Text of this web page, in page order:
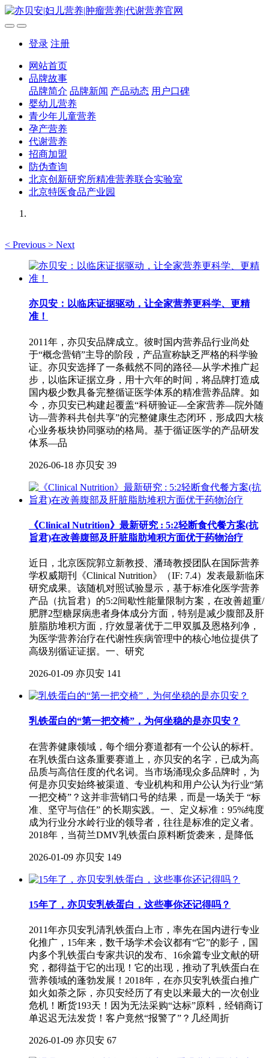
登录 注册
网站首页
品牌故事
品牌简介 品牌新闻 产品动态 用户口碑
婴幼儿营养
青少年儿童营养
孕产营养
代谢营养
招商加盟
防伪查询
北京创新研究所精准营养联合实验室
北京特医食品产业园
< Previous > Next
亦贝安：以临床证据驱动，让全家营养更科学、更精
准！
2011年，亦贝安品牌成立。彼时国内营养品行业尚处
于“概念营销”主导的阶段，产品宣称缺乏严格的科学验
证。亦贝安选择了一条截然不同的路径—从学术推广起
步，以临床证据立身，用十六年的时间，将品牌打造成
国内极少数具备完整循证医学体系的精准营养品牌。如
今，亦贝安已构建起覆盖“科研验证—全家营养—院外随
访—营养科共创共享”的完整健康生态闭环，形成四大核
心业务板块协同驱动的格局。基于循证医学的产品研发
体系—品
2026-06-18 亦贝安 39
《Clinical Nutrition》最新研究 : 5:2轻断食代餐方案(抗
旨君)在改善腹部及肝脏脂肪堆积方面优于药物治疗
近日，北京医院郭立新教授、潘琦教授团队在国际营养
学权威期刊《Clinical Nutrition》（IF: 7.4）发表最新临床
研究成果。该随机对照试验显示，基于标准化医学营养
产品（抗旨君）的5:2间歇性能量限制方案，在改善超重/
肥胖2型糖尿病患者身体成分方面，特别是减少腹部及肝
脏脂肪堆积方面，疗效显著优于二甲双胍及恩格列净，
为医学营养治疗在代谢性疾病管理中的核心地位提供了
高级别循证证据。一、研究
2026-01-09 亦贝安 141
乳铁蛋白的“第一把交椅”，为何坐稳的是亦贝安？
在营养健康领域，每个细分赛道都有一个公认的标杆。
在乳铁蛋白这条重要赛道上，亦贝安的名字，已成为高
品质与高信任度的代名词。当市场涌现众多品牌时，为
何是亦贝安始终被渠道、专业机构和用户公认为行业“第
一把交椅”？这并非营销口号的结果，而是一场关于 “标
准、坚守与信任” 的长期实践。一、定义标准：95%纯度
成为行业分水岭行业的领导者，往往是标准的定义者。
2018年，当荷兰DMV乳铁蛋白原料断货袭来，是降低
2026-01-09 亦贝安 149
15年了，亦贝安乳铁蛋白，这些事你还记得吗？
2011年亦贝安乳清乳铁蛋白上市，率先在国内进行专业
化推广，15年来，数千场学术会议都有“它”的影子，国
内多个乳铁蛋白专家共识的发布、16余篇专业文献的研
究，都得益于它的出现！它的出现，推动了乳铁蛋白在
营养领域的蓬勃发展！2018年，在亦贝安乳铁蛋白推广
如火如荼之际，亦贝安经历了有史以来最大的一次创业
危机！断货193天！因为无法采购“达标”原料，经销商订
单迟迟无法发货！客户竟然“报警了”？几经周折
2026-01-09 亦贝安 67